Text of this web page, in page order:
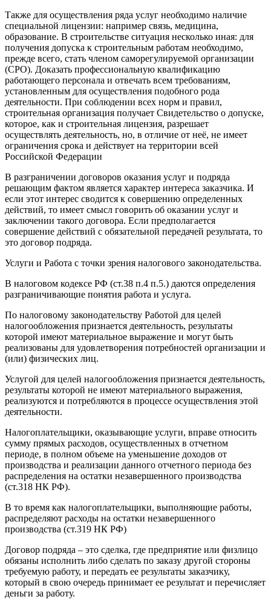
Также для осуществления ряда услуг необходимо наличие
специальной лицензии: например связь, медицина,
образование. В строительстве ситуация несколько иная: для
получения допуска к строительным работам необходимо,
прежде всего, стать членом саморегулируемой организации
(СРО). Доказать профессиональную квалификацию
работающего персонала и отвечать всем требованиям,
установленным для осуществления подобного рода
деятельности. При соблюдении всех норм и правил,
строительная организация получает Свидетельство о допуске,
которое, как и строительная лицензия, разрешает
осуществлять деятельность, но, в отличие от неё, не имеет
ограничения срока и действует на территории всей
Российской Федерации
В разграничении договоров оказания услуг и подряда
решающим фактом является характер интереса заказчика. И
если этот интерес сводится к совершению определенных
действий, то имеет смысл говорить об оказании услуг и
заключении такого договора. Если предполагается
совершение действий с обязательной передачей результата, то
это договор подряда.
Услуги и Работа с точки зрения налогового законодательства.
В налоговом кодексе РФ (ст.38 п.4 п.5.) даются определения
разграничивающие понятия работа и услуга.
По налоговому законодательству Работой для целей
налогообложения признается деятельность, результаты
которой имеют материальное выражение и могут быть
реализованы для удовлетворения потребностей организации и
(или) физических лиц.
Услугой для целей налогообложения признается деятельность,
результаты которой не имеют материального выражения,
реализуются и потребляются в процессе осуществления этой
деятельности.
Налогоплательщики, оказывающие услуги, вправе относить
сумму прямых расходов, осуществленных в отчетном
периоде, в полном объеме на уменьшение доходов от
производства и реализации данного отчетного периода без
распределения на остатки незавершенного производства
(ст.318 НК РФ).
В то время как налогоплательщики, выполняющие работы,
распределяют расходы на остатки незавершенного
производства (ст.319 НК РФ)
Договор подряда – это сделка, где предприятие или физлицо
обязаны исполнить либо сделать по заказу другой стороны
требуемую работу, и передать ее результаты заказчику,
который в свою очередь принимает ее результат и перечисляет
деньги за работу.